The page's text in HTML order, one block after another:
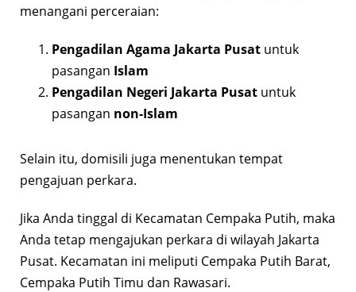
menangani perceraian:
Pengadilan Agama Jakarta Pusat untuk
pasangan Islam
Pengadilan Negeri Jakarta Pusat untuk
pasangan non-Islam
Selain itu, domisili juga menentukan tempat
pengajuan perkara.
Jika Anda tinggal di Kecamatan Cempaka Putih, maka
Anda tetap mengajukan perkara di wilayah Jakarta
Pusat. Kecamatan ini meliputi Cempaka Putih Barat,
Cempaka Putih Timu dan Rawasari.